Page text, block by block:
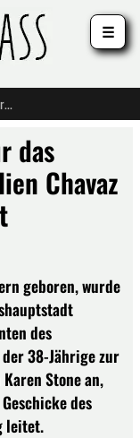
Neuer Gipfelstürmer für das Theater Magdeburg: Julien Chavaz neuer Generalintendant
das
Chavaz
geboren, wurde
des
38-Jährige zur
Stone an,
des
leitet.
☰